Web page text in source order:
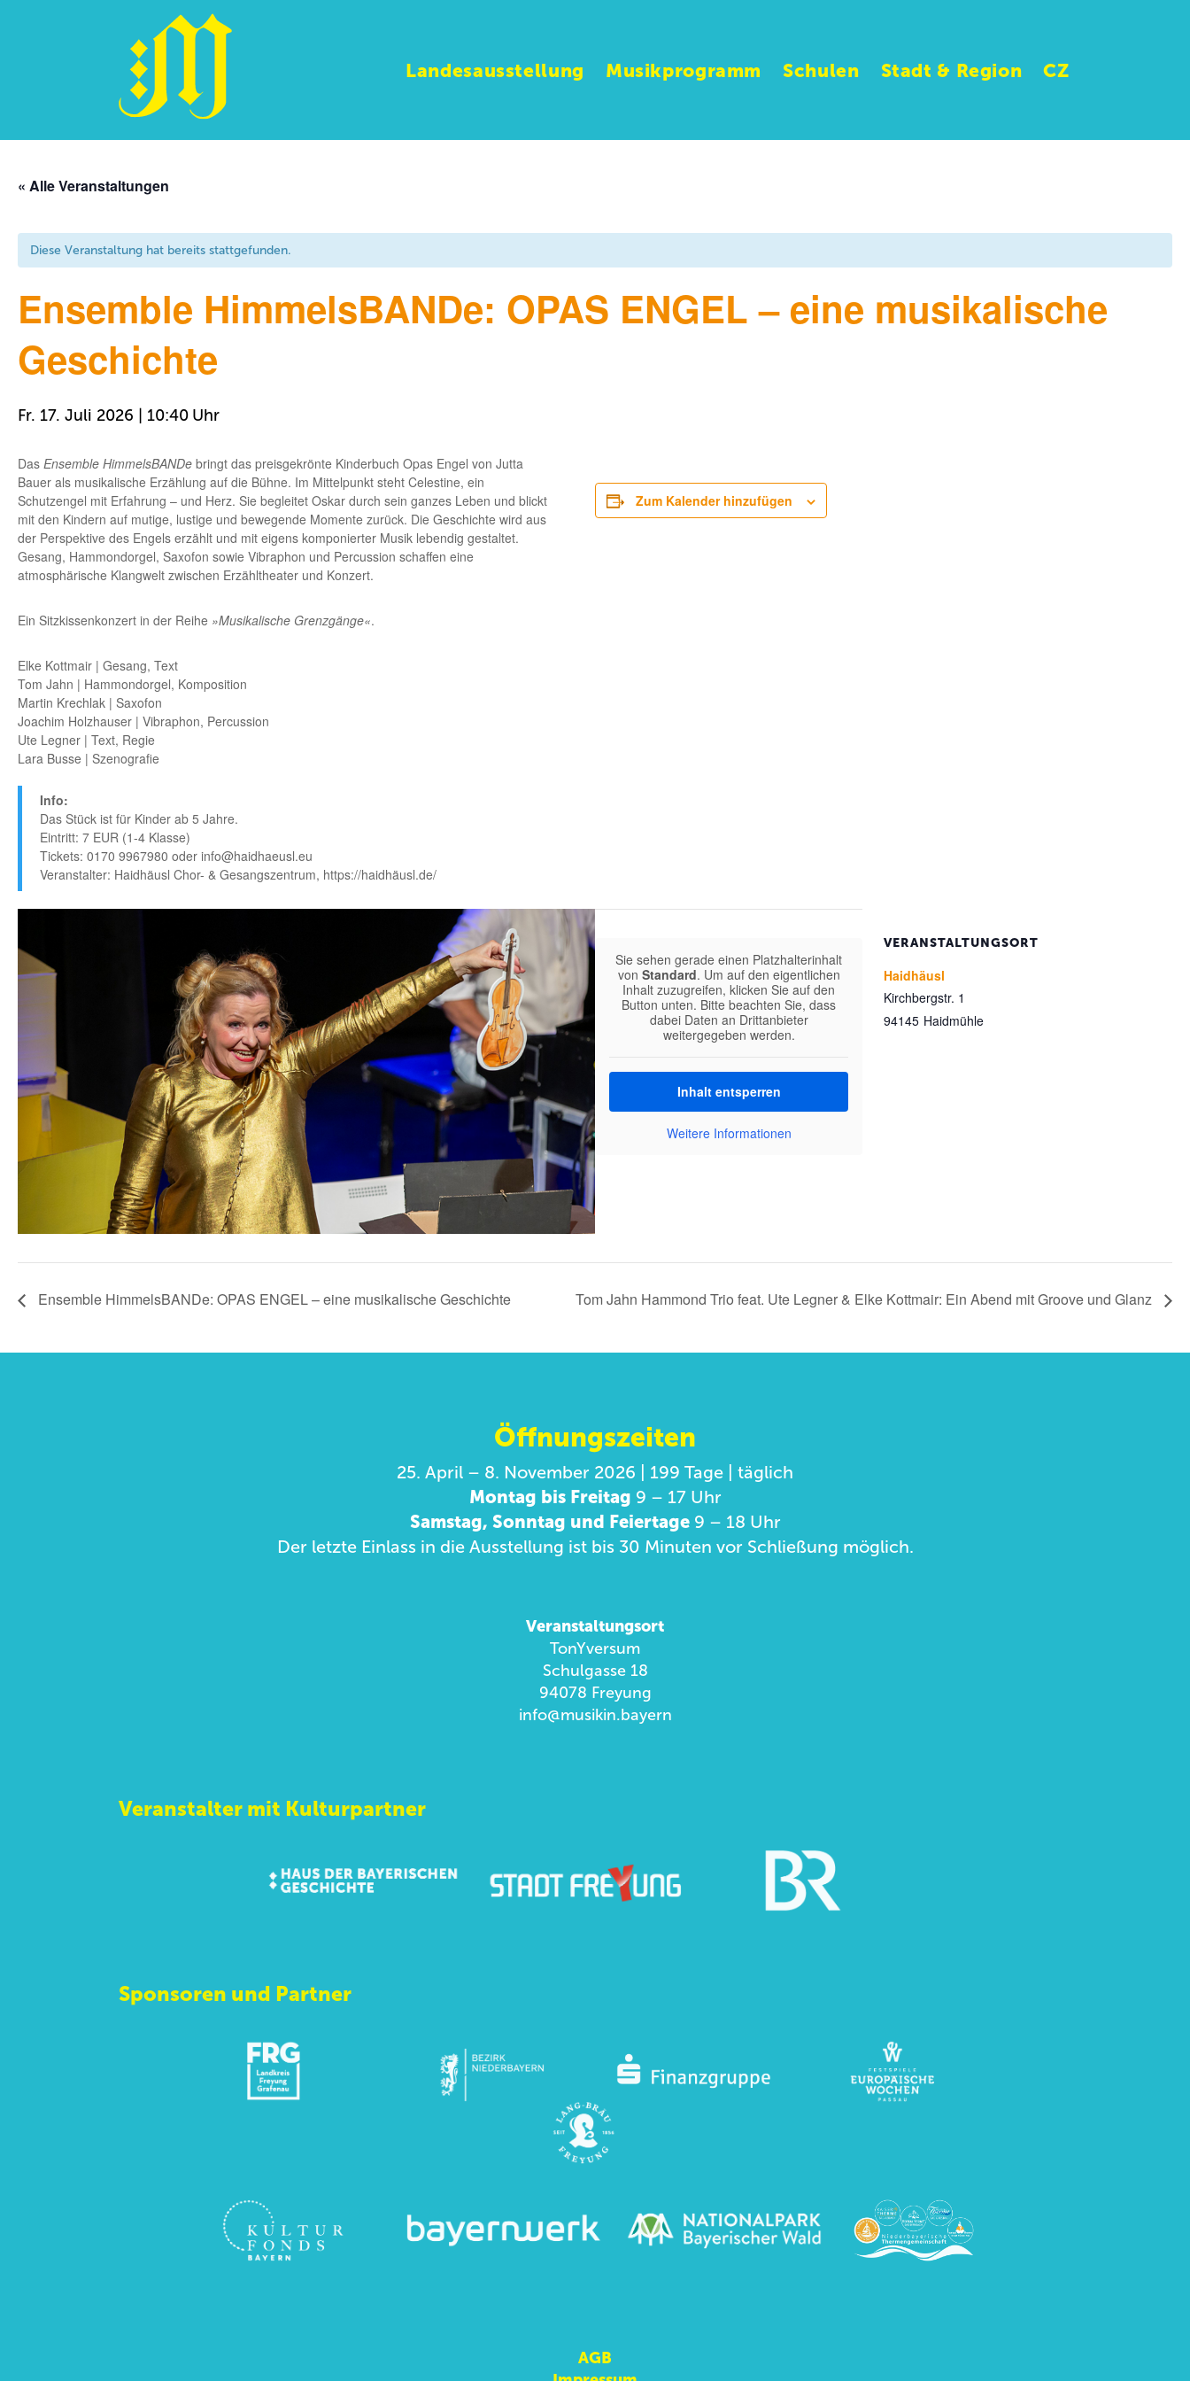
springen
Landesausstellung Musikprogramm Schulen Stadt & Region CZ
« Alle Veranstaltungen
Diese Veranstaltung hat bereits stattgefunden.
Ensemble HimmelsBANDe: OPAS ENGEL – eine musikalische
Geschichte
Fr. 17. Juli 2026 | 10:40
Das Ensemble HimmelsBANDe bringt das preisgekrönte Kinderbuch Opas Engel von Jutta
Bauer als musikalische Erzählung auf die Bühne. Im Mittelpunkt steht Celestine, ein
Schutzengel mit Erfahrung – und Herz. Sie begleitet Oskar durch sein ganzes Leben und blickt
mit den Kindern auf mutige, lustige und bewegende Momente zurück. Die Geschichte wird aus
der Perspektive des Engels erzählt und mit eigens komponierter Musik lebendig gestaltet.
Gesang, Hammondorgel, Saxofon sowie Vibraphon und Percussion schaffen eine
atmosphärische Klangwelt zwischen Erzähltheater und Konzert.
Ein Sitzkissenkonzert in der Reihe »Musikalische Grenzgänge«.
Elke Kottmair | Gesang, Text
Tom Jahn | Hammondorgel, Komposition
Martin Krechlak | Saxofon
Joachim Holzhauser | Vibraphon, Percussion
Ute Legner | Text, Regie
Lara Busse | Szenografie
Info:
Das Stück ist für Kinder ab 5 Jahre.
Eintritt: 7 EUR (1-4 Klasse)
Tickets: 0170 9967980 oder info@haidhaeusl.eu
Veranstalter: Haidhäusl Chor- & Gesangszentrum, https://haidhäusl.de/
Zum Kalender hinzufügen
VERANSTALTUNGSORT
Haidhäusl
Kirchbergstr. 1
Haidmühle
94145
Sie sehen gerade einen Platzhalterinhalt
von Standard. Um auf den eigentlichen
Inhalt zuzugreifen, klicken Sie auf den
Button unten. Bitte beachten Sie, dass
dabei Daten an Drittanbieter
weitergegeben werden.
Inhalt entsperren
Weitere Informationen
Ensemble HimmelsBANDe: OPAS ENGEL – eine musikalische Geschichte Tom Jahn Hammond Trio feat. Ute Legner & Elke Kottmair: Ein Abend mit Groove und Glanz
Öffnungszeiten
25. April – 8. November 2026 | 199 Tage | täglich
Montag bis Freitag 9 – 17 Uhr
Samstag, Sonntag und Feiertage9 – 18 Uhr
Der letzte Einlass in die Ausstellung ist bis 30 Minuten vor Schließung möglich.
Veranstaltungsort
TonYversum
Schulgasse 18
94078 Freyung
info@musikin.bayern
Veranstalter mit Kulturpartner
Sponsoren und Partner
AGB